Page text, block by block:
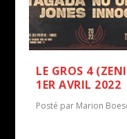
LE GROS 4
1ER AVRIL 2022
Posté par Marion